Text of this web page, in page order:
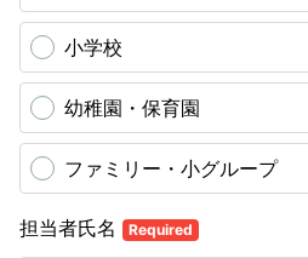
小学校
幼稚園・保育園
ファミリー・小グループ
担当者氏名 Required